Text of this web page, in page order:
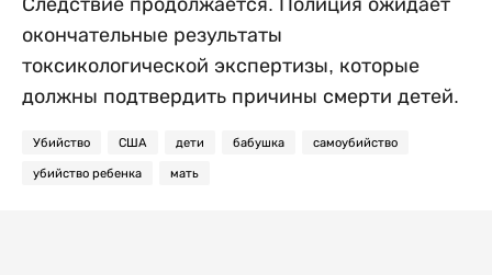
Следствие продолжается. Полиция ожидает
окончательные результаты
токсикологической экспертизы, которые
должны подтвердить причины смерти детей.
Убийство США дети бабушка самоубийство
убийство ребенка мать